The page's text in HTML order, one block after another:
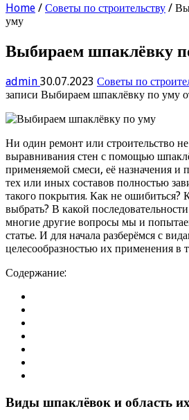
Home / Советы по строительству /
уму
Выбираем шпаклёвку
admin 30.07.2023 Советы по
записи Выбираем шпаклёвку по уму
Ни один ремонт или строительство не
выравнивания стен с помощью
применяемой смеси, её назначения и
тех или иных составов полностью
такого покрытия. Как не ошибиться?
выбрать? В какой
многие другие вопросы мы и
статье. И для начала разберёмся с
целесообразностью их применения в
Содержание:
Виды шпаклёвок и область